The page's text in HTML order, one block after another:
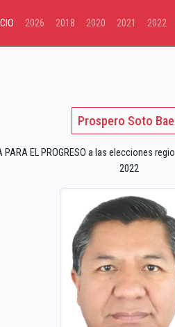
2026 2018 2020 2021 2022
Prospero Soto
PARA EL PROGRESO a las elecciones
2022